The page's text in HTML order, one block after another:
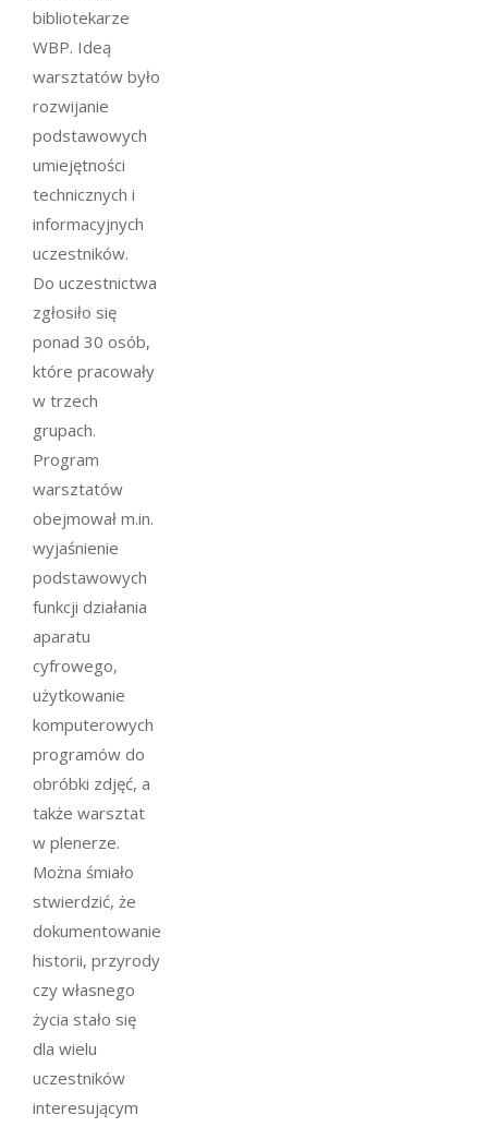
bibliotekarze
WBP. Ideą
warsztatów było
rozwijanie
podstawowych
umiejętności
technicznych i
informacyjnych
uczestników.
Do uczestnictwa
zgłosiło się
ponad 30 osób,
które pracowały
w trzech
grupach.
Program
warsztatów
obejmował m.in.
wyjaśnienie
podstawowych
funkcji działania
aparatu
cyfrowego,
użytkowanie
komputerowych
programów do
obróbki zdjęć, a
także warsztat
w plenerze.
Można śmiało
stwierdzić, że
dokumentowanie
historii, przyrody
czy własnego
życia stało się
dla wielu
uczestników
interesującym